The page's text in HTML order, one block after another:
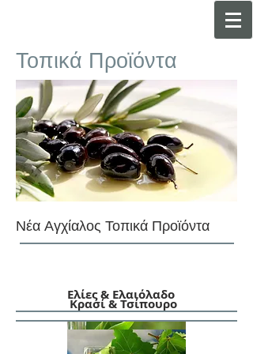
Τοπικά Προϊόντα
Ελίες & Ελαιόλαδο
Νέα Αγχίαλος Τοπικά Προϊόντα
Κρασί & Τσίπουρο